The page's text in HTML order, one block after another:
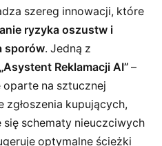
szereg innowacji, które
ryzyka oszustw i
sporów. Jedną z
„Asystent Reklamacji AI” –
oparte na sztucznej
kupujących,
schematy nieuczciwych
optymalne ścieżki